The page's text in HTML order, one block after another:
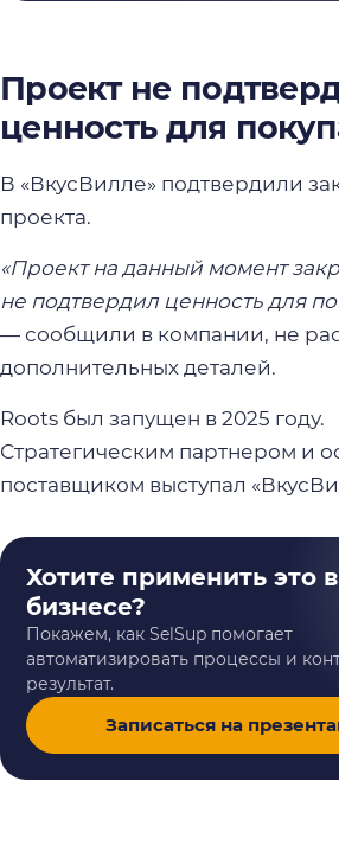
Проект не
ценность для
В «ВкусВилле» подтвердили
проекта.
«Проект на данный момент
не подтвердил ценность для
— сообщили в компании, не
дополнительных деталей.
Roots был запущен в 2025 году.
Стратегическим партнером и
поставщиком выступал
Хотите применить это
бизнесе?
Покажем, как SelSup помогает
автоматизировать процессы и
результат.
Записаться на